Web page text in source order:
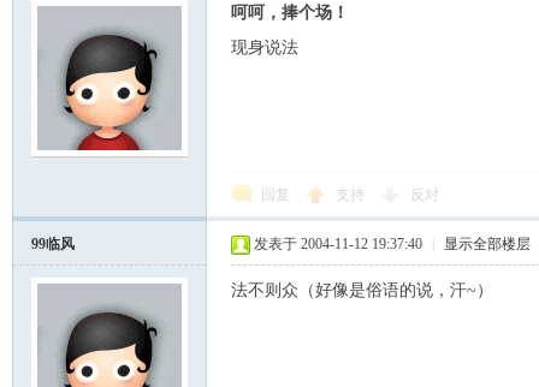
呵呵，捧个场！
现身说法
回复 支持 反对
99临风 发表于 2004-11-12 19:37:40 显示全部楼层
法不则众（好像是俗语的说，汗~）